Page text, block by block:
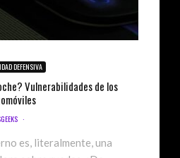
DEFENSIVA
Vulnerabilidades de los
·
es, literalmente, una